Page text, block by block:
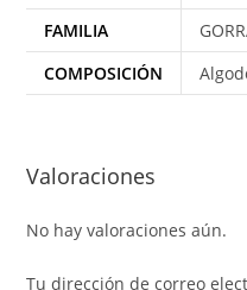
FAMILIA
COMPOSICIÓN
Valoraciones
No hay valoraciones aún.
Tu dirección de correo